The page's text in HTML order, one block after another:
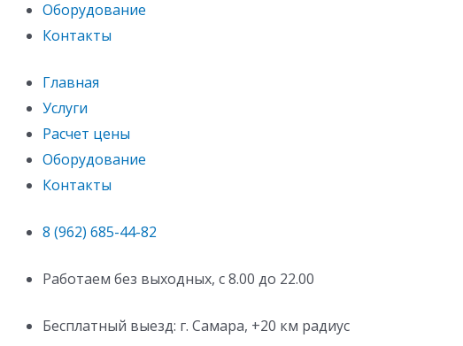
Оборудование
Контакты
Главная
Услуги
Расчет цены
Оборудование
Контакты
8 (962) 685-44-82
Работаем без выходных, с 8.00 до 22.00
Бесплатный выезд: г. Самара, +20 км радиус